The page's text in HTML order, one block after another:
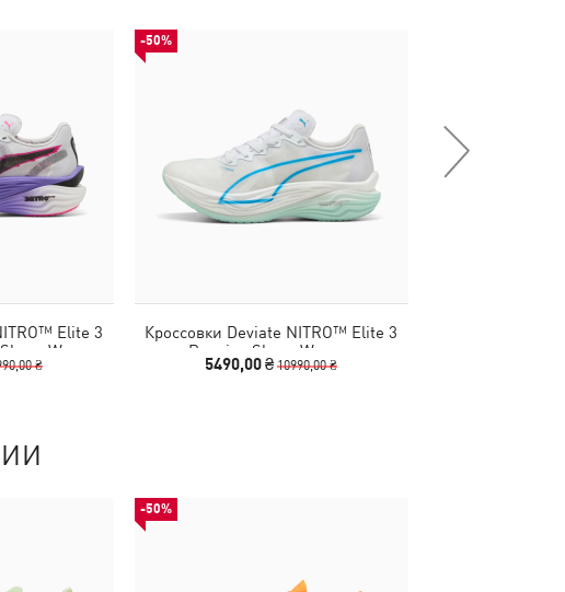
Elite 3
Women
₴
-50%
Кроссовки Deviate NITRO™ Elite 3
Running Shoes Women
5490,00 ₴10990,00 ₴
-50%